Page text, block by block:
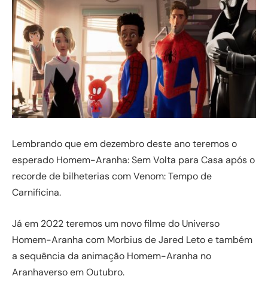
Lembrando que em dezembro deste ano teremos o
esperado Homem-Aranha: Sem Volta para Casa após o
recorde de bilheterias com Venom: Tempo de
Carnificina.
Já em 2022 teremos um novo filme do Universo
Homem-Aranha com Morbius de Jared Leto e também
a sequência da animação Homem-Aranha no
Aranhaverso em Outubro.